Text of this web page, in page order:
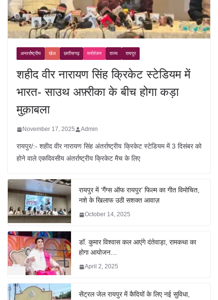
अन्तर्राष्ट्रीय खेल छत्तीसगढ़ मनोरंजन राज्य रायपुर
शहीद वीर नारायण सिंह क्रिकेट स्टेडियम में
भारत- साउथ अफ़्रीका के बीच होगा कड़ा
मुक़ाबला
November 17, 2025 Admin
रायपुर/:- शहीद वीर नारायण सिंह अंतर्राष्ट्रीय क्रिकेट स्टेडियम में 3 दिसंबर को
होने वाले एकदिवसीय अंतर्राष्ट्रीय क्रिकेट मैच के लिए
रायपुर में ‘गैंग्स ऑफ रायपुर’ फिल्म का गीत विमोचित,
नशे के खिलाफ उठी सशक्त आवाज़
October 14, 2025
डॉ. कुमार विश्वास कल आएंगे दंतेवाड़ा, रामकथा का
होगा आयोजन…
April 2, 2025
सेंट्रल जेल रायपुर में कैदियों के लिए नई सुविधा,